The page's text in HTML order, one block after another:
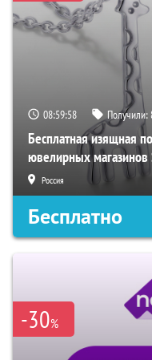
08:59:57 Получили:
Бесплатная изящная
ювелирных магазинов
Россия
Бесплатно
-30%